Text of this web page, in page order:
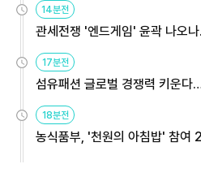
14분전
관세전쟁 '엔드게임' 윤곽 나오
용해야
17분전
섬유패션 글로벌 경쟁력 키운
원
18분전
농식품부, '천원의 아침밥' 참여